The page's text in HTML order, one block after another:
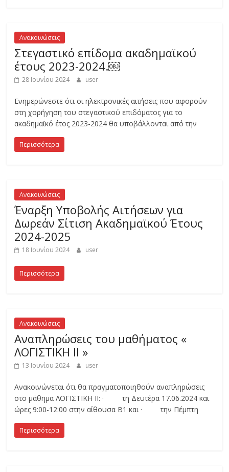
Ε
π
σ
τ
ή
μ
η
ς
α
ι
Τ
ε
χ
Ανακοινώσεις
Στεγαστικό επίδομα ακαδημαϊκού
έτους 2023-2024.￼
28 Ιουνίου 2024 user
Ενημερώνεστε ότι οι ηλεκτρονικές αιτήσεις που αφορούν
στη χορήγηση του στεγαστικού επιδόματος για το
ακαδημαϊκό έτος 2023-2024 θα υποβάλλονται από την
Περισσότερα
Ανακοινώσεις
Έναρξη Υποβολής Αιτήσεων για
Δωρεάν Σίτιση Ακαδημαϊκού Έτους
2024-2025
18 Ιουνίου 2024 user
Περισσότερα
Ανακοινώσεις
Αναπληρώσεις του μαθήματος «
ΛΟΓΙΣΤΙΚΗ ΙΙ »
13 Ιουνίου 2024 user
Ανακοινώνεται ότι θα πραγματοποιηθούν αναπληρώσεις
στο μάθημα ΛΟΓΙΣΤΙΚΗ II: · τη Δευτέρα 17.06.2024 και
ώρες 9:00-12:00 στην αίθουσα Β1 και · την Πέμπτη
Περισσότερα